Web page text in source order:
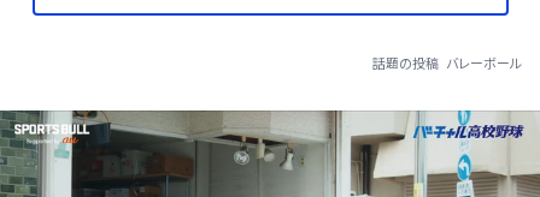
話題の投稿 バレーボール